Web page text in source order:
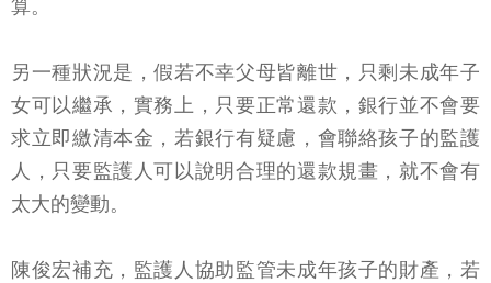
算。
另一種狀況是，假若不幸父母皆離世，只剩未成年子
女可以繼承，實務上，只要正常還款，銀行並不會要
求立即繳清本金，若銀行有疑慮，會聯絡孩子的監護
人，只要監護人可以說明合理的還款規畫，就不會有
太大的變動。
陳俊宏補充，監護人協助監管未成年孩子的財產，若